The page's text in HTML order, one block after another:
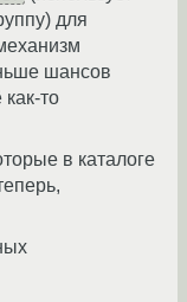
для
шансов
то
в каталоге